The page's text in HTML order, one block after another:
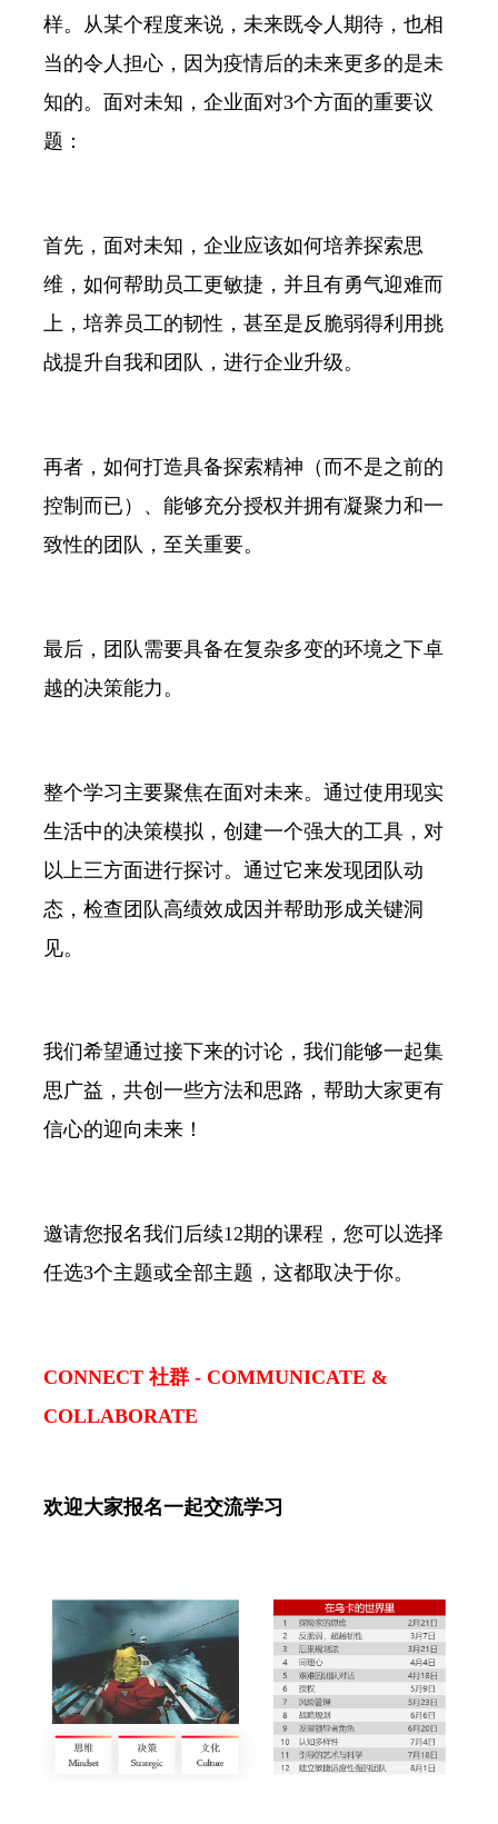
样。从某个程度来说，未来既令人期待，也相
当的令人担心，因为疫情后的未来更多的是未
知的。面对未知，企业面对3个方面的重要议
题：
首先，面对未知，企业应该如何培养探索思
维，如何帮助员工更敏捷，并且有勇气迎难而
上，培养员工的韧性，甚至是反脆弱得利用挑
战提升自我和团队，进行企业升级。
再者，如何打造具备探索精神（而不是之前的
控制而已）、能够充分授权并拥有凝聚力和一
致性的团队，至关重要。
最后，团队需要具备在复杂多变的环境之下卓
越的决策能力。
整个学习主要聚焦在面对未来。通过使用现实
生活中的决策模拟，创建一个强大的工具，对
以上三方面进行探讨。通过它来发现团队动
态，检查团队高绩效成因并帮助形成关键洞
见。
我们希望通过接下来的讨论，我们能够一起集
思广益，共创一些方法和思路，帮助大家更有
信心的迎向未来！
邀请您报名我们后续12期的课程，您可以选择
任选3个主题或全部主题，这都取决于你。
CONNECT 社群 - COMMUNICATE &
COLLABORATE
欢迎大家报名一起交流学习